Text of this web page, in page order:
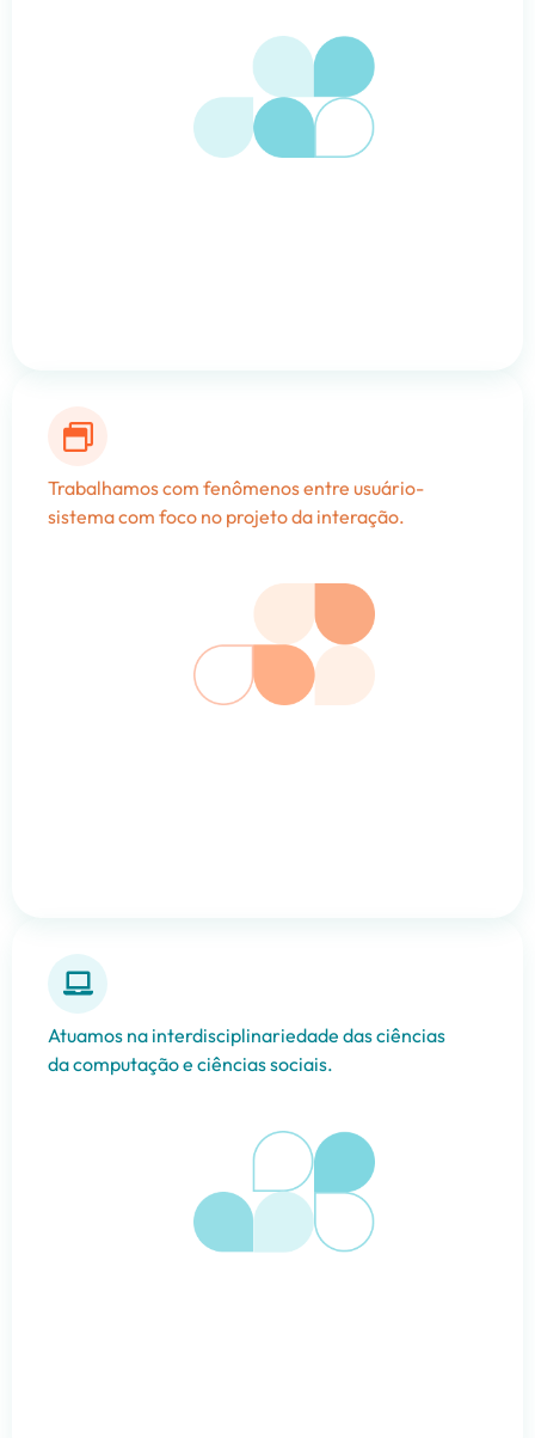
Trabalhamos com fenômenos entre usuário-
sistema com foco no projeto da interação.
Atuamos na interdisciplinariedade das ciências
da computação e ciências sociais.